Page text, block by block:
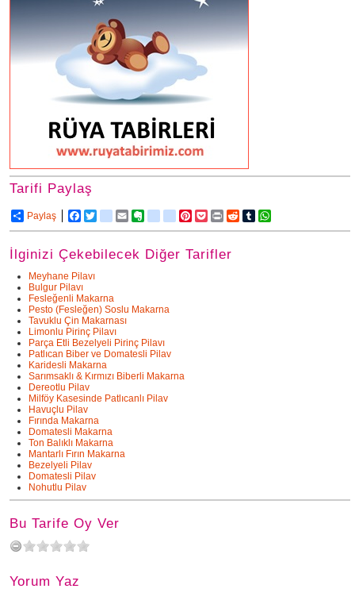
Tarifi Paylaş
Paylaş Facebook
Twitterdelicious
Email Evernotefriendfeed
google_bookmarks
Pinterest
Pocket
Print RedditTumblr
İlginizi Çekebilecek Diğer Tarifler
Meyhane Pilavı
Bulgur Pilavı
Fesleğenli Makarna
Pesto (Fesleğen) Soslu Makarna
Tavuklu Çin Makarnası
Limonlu Pirinç Pilavı
Parça Etli Bezelyeli Pirinç Pilavı
Patlıcan Biber ve Domatesli Pilav
Karidesli Makarna
Sarımsaklı & Kırmızı Biberli Makarna
Dereotlu Pilav
Milföy Kasesinde Patlıcanlı Pilav
Havuçlu Pilav
Fırında Makarna
Domatesli Makarna
Ton Balıklı Makarna
Mantarlı Fırın Makarna
Bezelyeli Pilav
Domatesli Pilav
Nohutlu Pilav
Bu Tarife Oy Ver
Yorum Yaz